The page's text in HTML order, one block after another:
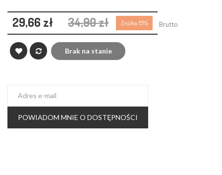
29,66 zł 34,90 zł Zniżka 15% Brutto
Brak na stanie
POWIADOM MNIE O DOSTĘPNOŚCI